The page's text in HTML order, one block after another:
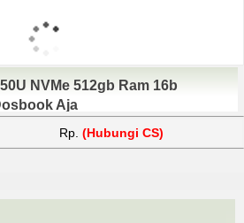
NVMe 512gb Ram 16b
Aja
Rp. (Hubungi CS)